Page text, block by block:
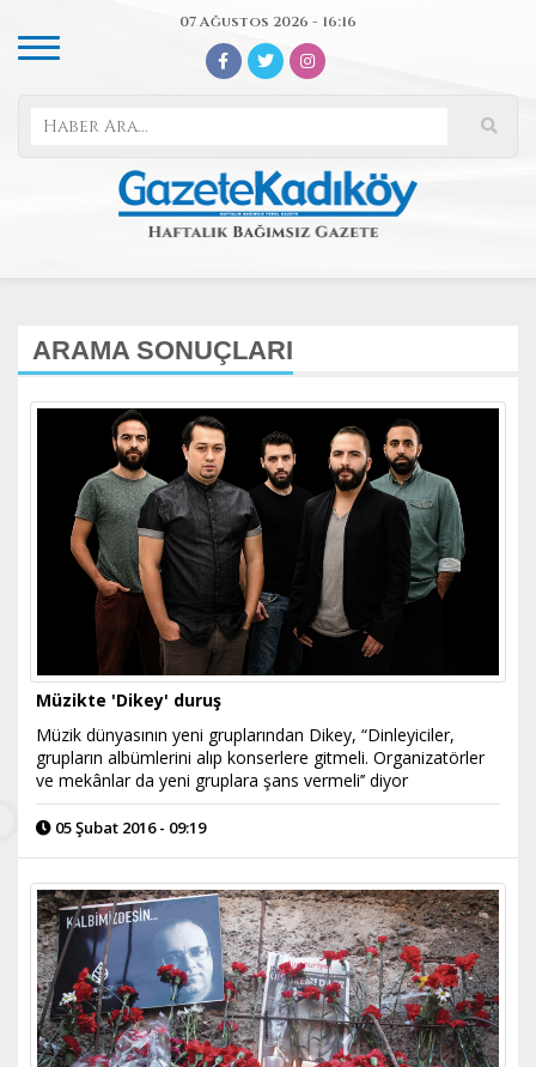
07 Ağustos 2026 - 16:16
ARAMA SONUÇLARI
Müzikte 'Dikey' duruş
Müzik dünyasının yeni gruplarından Dikey, “Dinleyiciler,
grupların albümlerini alıp konserlere gitmeli. Organizatörler
ve mekânlar da yeni gruplara şans vermeli’’ diyor
05 Şubat 2016 - 09:19